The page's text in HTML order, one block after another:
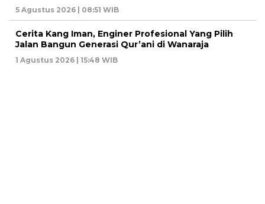
5 Agustus 2026 | 08:51 WIB
Cerita Kang Iman, Enginer Profesional Yang Pilih
Jalan Bangun Generasi Qur’ani di Wanaraja
1 Agustus 2026 | 15:48 WIB